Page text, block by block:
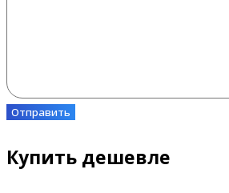
Отправить
Купить дешевле